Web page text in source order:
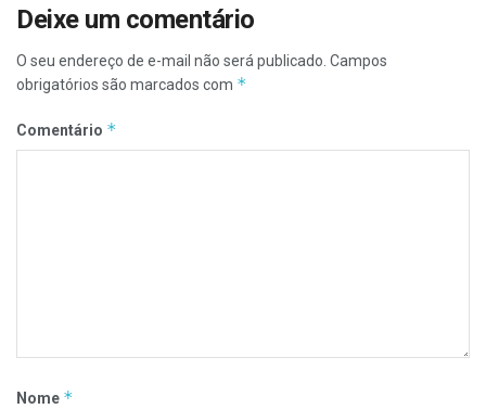
Deixe um comentário
O seu endereço de e-mail não será publicado. Campos
obrigatórios são marcados com *
Comentário *
Nome *